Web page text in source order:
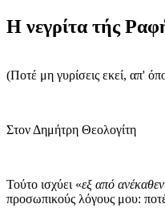
Η νεγρίτα τής
(Ποτέ μη γυρίσεις εκεί, απ'
Στον Δημήτρη Θεολογίτη
Τούτο ισχύει «εξ από ανέκαθεν
προσωπικούς λόγους μου: